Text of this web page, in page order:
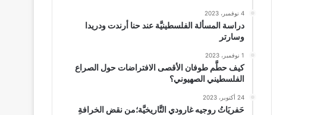
4 نوفمبر، 2023
دراسة المسألة الفلسطينيَّة عند حنا أرندت ودريدا
وسارتر
1 نوفمبر، 2023
كيف حطَّم طوفان الأقصى الافتراضات حول الصراع
الفلسطيني الصهيوني؟
24 أكتوبر، 2023
حَفريَاتُ روجيه غارودي التَّاريخيَّة؛من نقضِ الخرافةِ